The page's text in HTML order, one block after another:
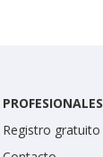
PROFESIONALES
Registro gratuito